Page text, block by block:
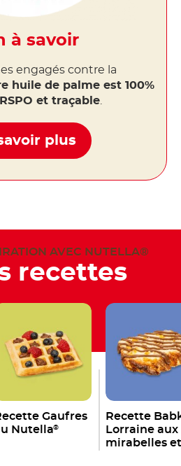
à savoir
engagés contre la
huile de palme est 100%
et traçable
plus
AVEC NUTELLA®
recettes
Gaufres
Nutella®
Recette
Lorraine aux
mirabelles et